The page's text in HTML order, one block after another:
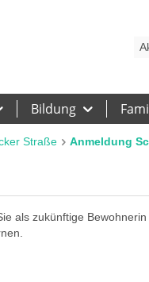
Bildung
Straße Anmeldung
als zukünftige Bewohnerin